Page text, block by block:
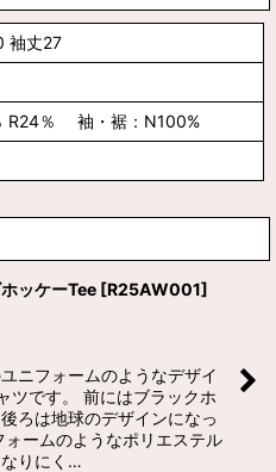
袖丈27
R24％ 袖・裾：N100%
ッケーTee [R25AW001]
ニフォームのようなデザイ
ツです。 前にはブラックホ
ろは地球のデザインになっ
ォームのようなポリエステル
りにく…